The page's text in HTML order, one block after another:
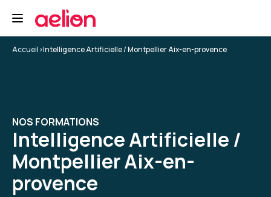
Accueil>Intelligence Artificielle / Montpellier Aix-en-provence
NOS FORMATIONS
Intelligence Artificielle /
Montpellier Aix-en-
provence
Tayeb K.
Une excellente formation sur l'IA générative.
Christine D. Le 19/01/2026